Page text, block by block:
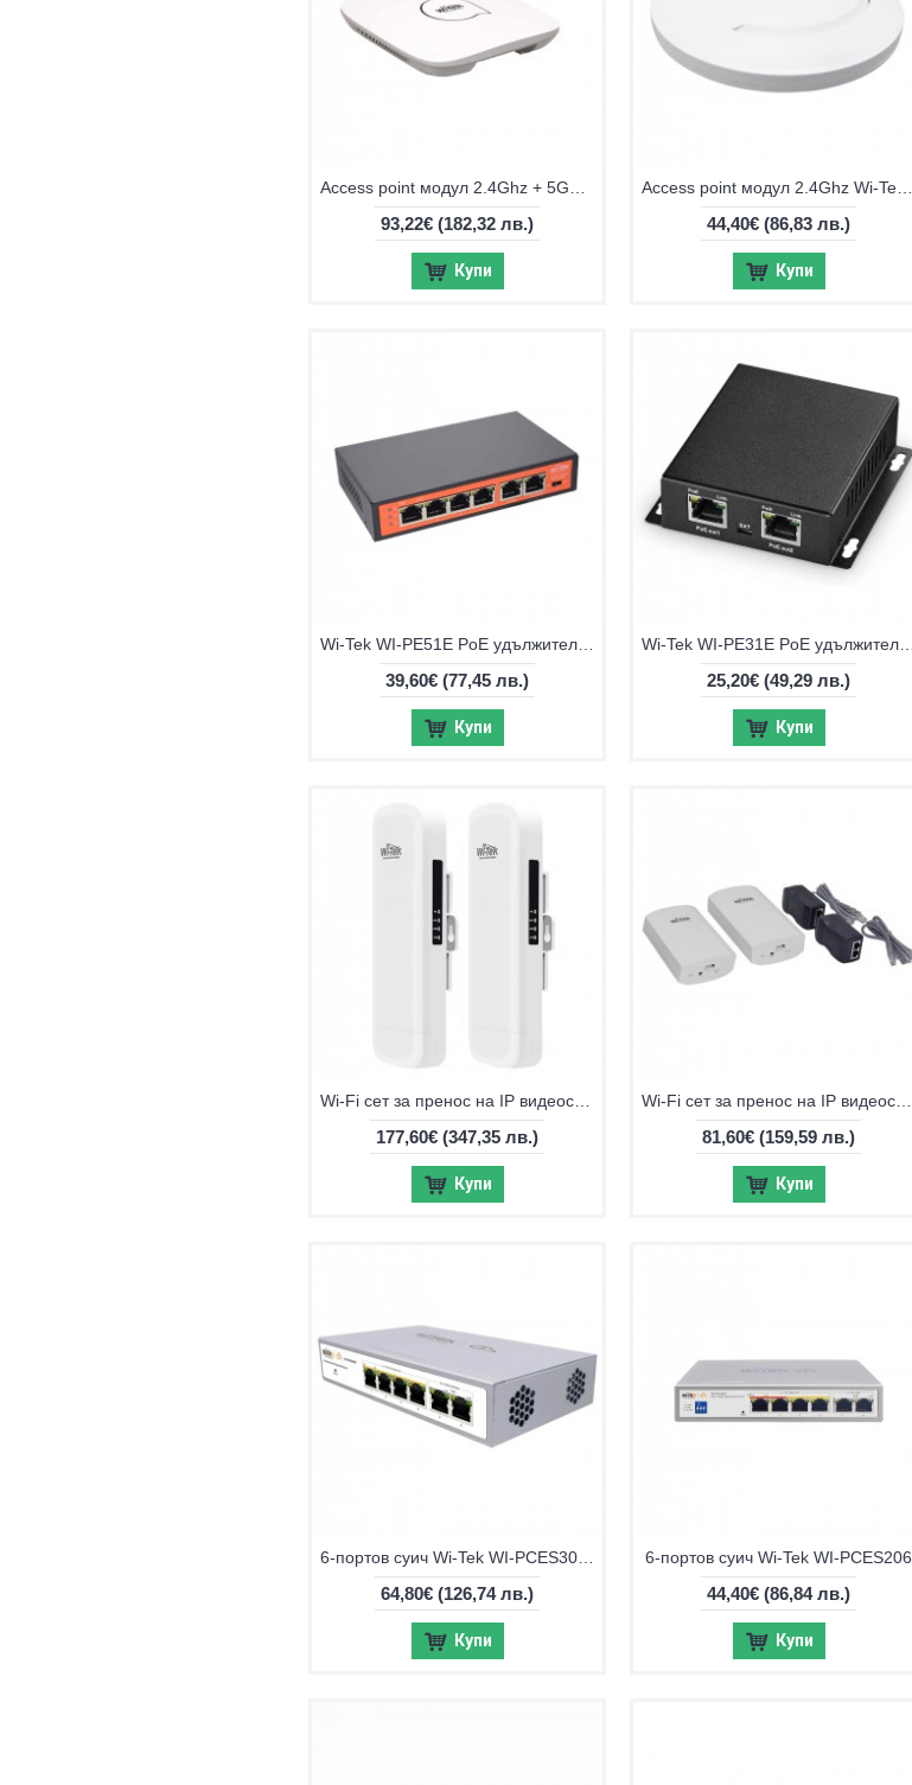
93,22€ (182,32 лв.)
Купи
44,40€ (86,83 лв.)
Купи
39,60€ (77,45 лв.)
Купи
25,20€ (49,29 лв.)
Купи
177,60€ (347,35 лв.)
Купи
81,60€ (159,59 лв.)
Купи
64,80€ (126,74 лв.)
Купи
6-портов суич Wi-Tek WI-PCES206
44,40€ (86,84 лв.)
Купи